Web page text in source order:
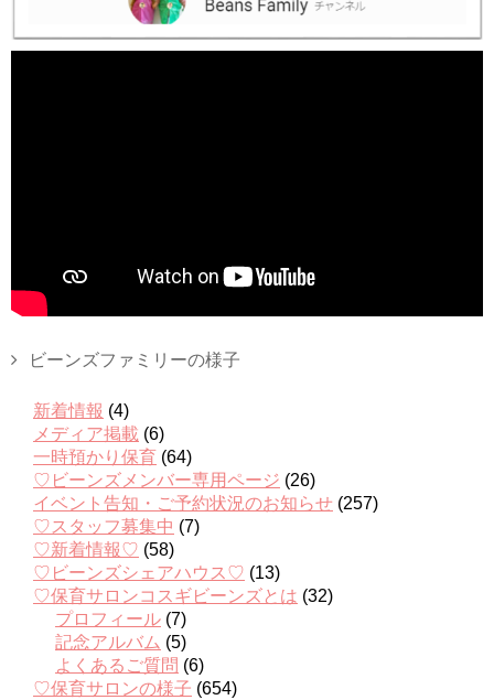
ビーンズファミリーの様子
新着情報 (4)
メディア掲載 (6)
一時預かり保育 (64)
♡ビーンズメンバー専用ページ (26)
イベント告知・ご予約状況のお知らせ (257)
♡スタッフ募集中 (7)
♡新着情報♡ (58)
♡ビーンズシェアハウス♡ (13)
♡保育サロンコスギビーンズとは (32)
プロフィール (7)
記念アルバム (5)
よくあるご質問 (6)
♡保育サロンの様子 (654)